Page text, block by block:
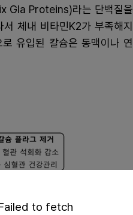
Gla Proteins)라는 단백질을
체내 비타민K2가 부족해지
유입된 칼슘은 동맥이나 연
to fetch